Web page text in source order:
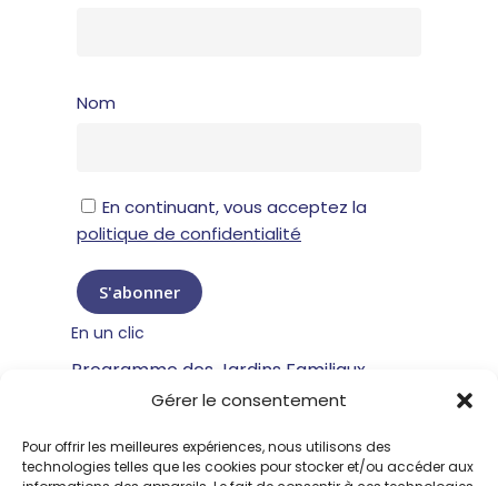
Gérer le consentement
Pour offrir les meilleures expériences, nous utilisons des
technologies telles que les cookies pour stocker et/ou accéder aux
Nom
En continuant, vous acceptez la
politique de confidentialité
En un clic
Programme des Jardins Familiaux
Contacter le programme TITIRI